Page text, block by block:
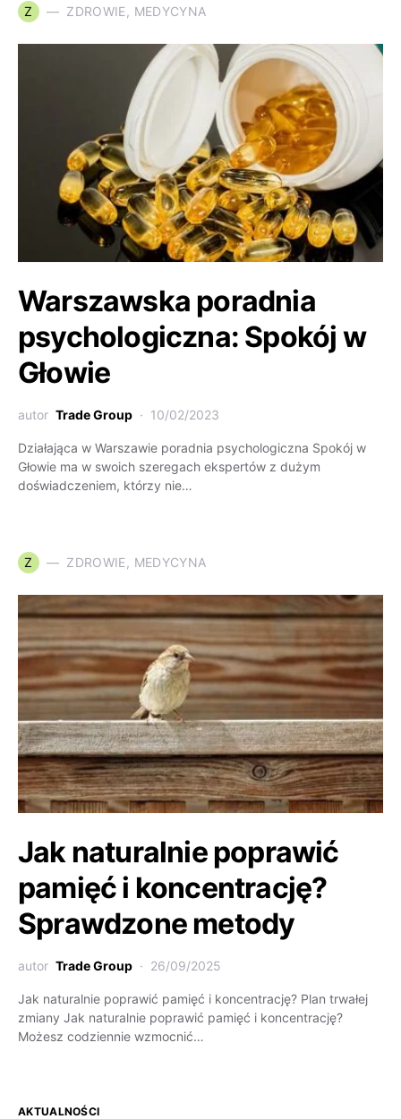
Z ZDROWIE, MEDYCYNA
Warszawska poradnia
psychologiczna: Spokój w
Głowie
autor Trade Group 10/02/2023
Działająca w Warszawie poradnia psychologiczna Spokój w
Głowie ma w swoich szeregach ekspertów z dużym
doświadczeniem, którzy nie…
Z ZDROWIE, MEDYCYNA
Jak naturalnie poprawić
pamięć i koncentrację?
Sprawdzone metody
autor Trade Group 26/09/2025
Jak naturalnie poprawić pamięć i koncentrację? Plan trwałej
zmiany Jak naturalnie poprawić pamięć i koncentrację?
Możesz codziennie wzmocnić…
AKTUALNOŚCI